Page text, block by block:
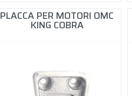
PLACCA PER MOTORI OMC
KING COBRA